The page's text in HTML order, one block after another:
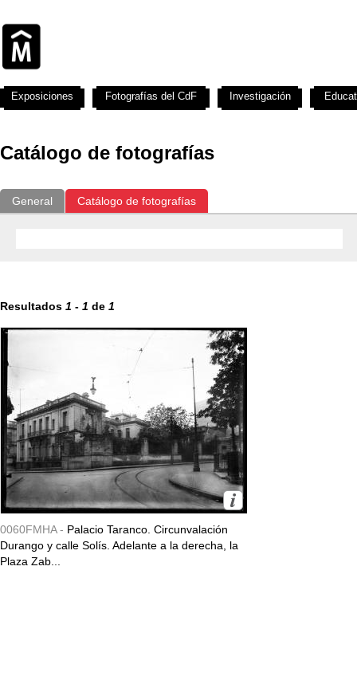
Catálogo de fotografías
General Catálogo de fotografías
Resultados 1 - 1 de 1
0060FMHA - Palacio Taranco. Circunvalación
Durango y calle Solís. Adelante a la derecha, la
Plaza Zab...
Exposiciones Fotografías del CdF Investigación